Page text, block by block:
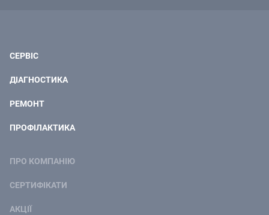
СЕРВІС
ДІАГНОСТИКА
РЕМОНТ
ПРОФІЛАКТИКА
ПРО КОМПАНІЮ
СЕРТИФІКАТИ
АКЦІЇ